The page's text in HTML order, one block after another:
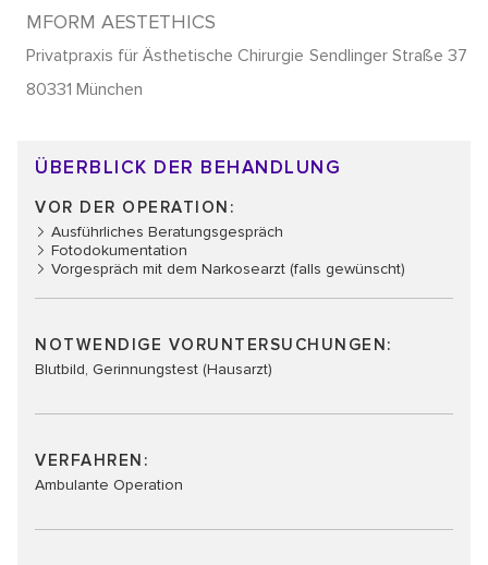
MFORM AESTETHICS
Privatpraxis für Ästhetische Chirurgie Sendlinger Straße 37
80331 München
ÜBERBLICK DER BEHANDLUNG
VOR DER OPERATION:
Ausführliches Beratungsgespräch
Fotodokumentation
Vorgespräch mit dem Narkosearzt (falls gewünscht)
NOTWENDIGE VORUNTERSUCHUNGEN:​​
Blutbild, Gerinnungstest (Hausarzt)
VERFAHREN:
Ambulante Operation